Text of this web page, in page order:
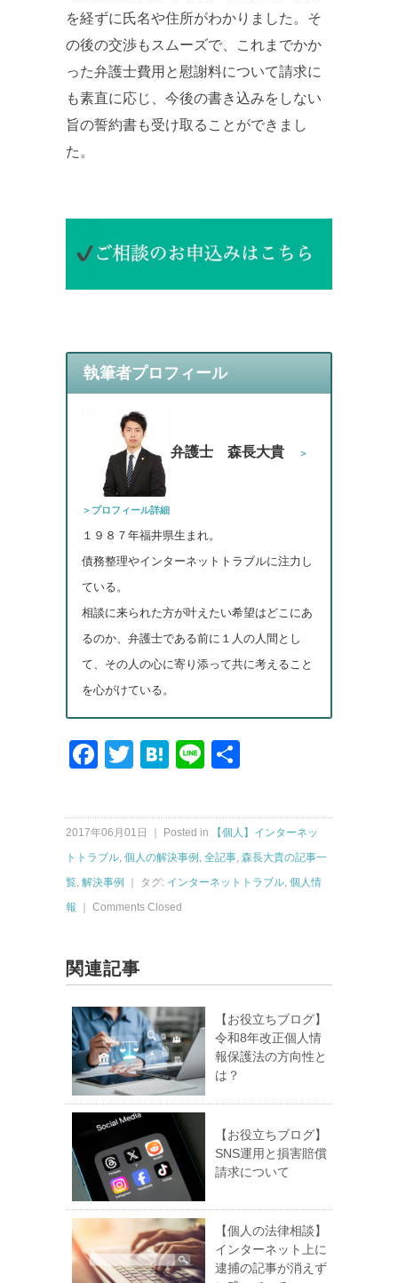
を経ずに氏名や住所がわかりました。そ
の後の交渉もスムーズで、これまでかか
った弁護士費用と慰謝料について請求に
も素直に応じ、今後の書き込みをしない
旨の誓約書も受け取ることができまし
た。
執筆者プロフィール
弁護士 森長大貴 ＞
＞プロフィール詳細
１９８７年福井県生まれ。
債務整理やインターネットトラブルに注力し
ている。
相談に来られた方が叶えたい希望はどこにあ
るのか、弁護士である前に１人の人間とし
て、その人の心に寄り添って共に考えること
を心がけている。
Facebook
Twitter
Hatena
Line
2017年06月01日 ｜ Posted in
【個人】インターネッ
トトラブル, 個人の解決事例 , 全記事, 森長大貴の記事一
覧, 解決事例 ｜ タグ: インターネットトラブル, 個人情
報
Comments Closed
関連記事
【お役立ちブログ】
令和8年改正個人情
報保護法の方向性と
は？
【お役立ちブログ】
SNS運用と損害賠償
請求について
【個人の法律相談】
インターネット上に
逮捕の記事が消えず